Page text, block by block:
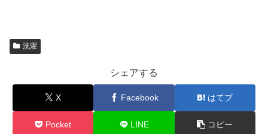
洗濯
シェアする
X Facebook はてブ
Pocket LINE コピー